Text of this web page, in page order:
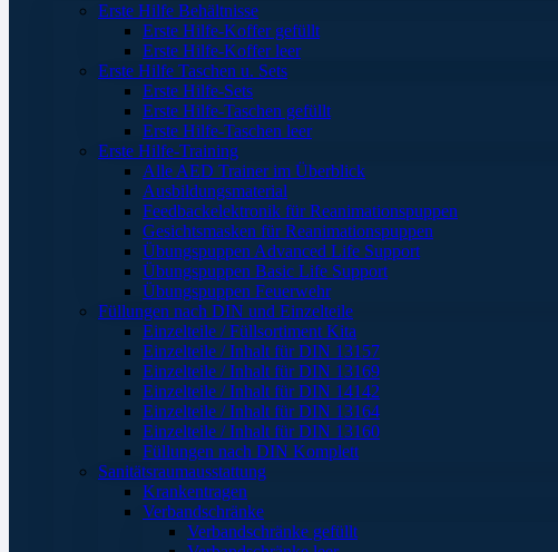
Erste Hilfe Behältnisse
Erste Hilfe-Koffer gefüllt
Erste Hilfe-Koffer leer
Erste Hilfe Taschen u. Sets
Erste Hilfe-Sets
Erste Hilfe-Taschen gefüllt
Erste Hilfe-Taschen leer
Erste Hilfe-Training
Alle AED Trainer im Überblick
Ausbildungsmaterial
Feedbackelektronik für Reanimationspuppen
Gesichtsmasken für Reanimationspuppen
Übungspuppen Advanced Life Support
Übungspuppen Basic Life Support
Übungspuppen Feuerwehr
Füllungen nach DIN und Einzelteile
Einzelteile / Füllsortiment Kita
Einzelteile / Inhalt für DIN 13157
Einzelteile / Inhalt für DIN 13169
Einzelteile / Inhalt für DIN 14142
Einzelteile / Inhalt für DIN 13164
Einzelteile / Inhalt für DIN 13160
Füllungen nach DIN Komplett
Sanitätsraumausstattung
Krankentragen
Verbandschränke
Verbandschränke gefüllt